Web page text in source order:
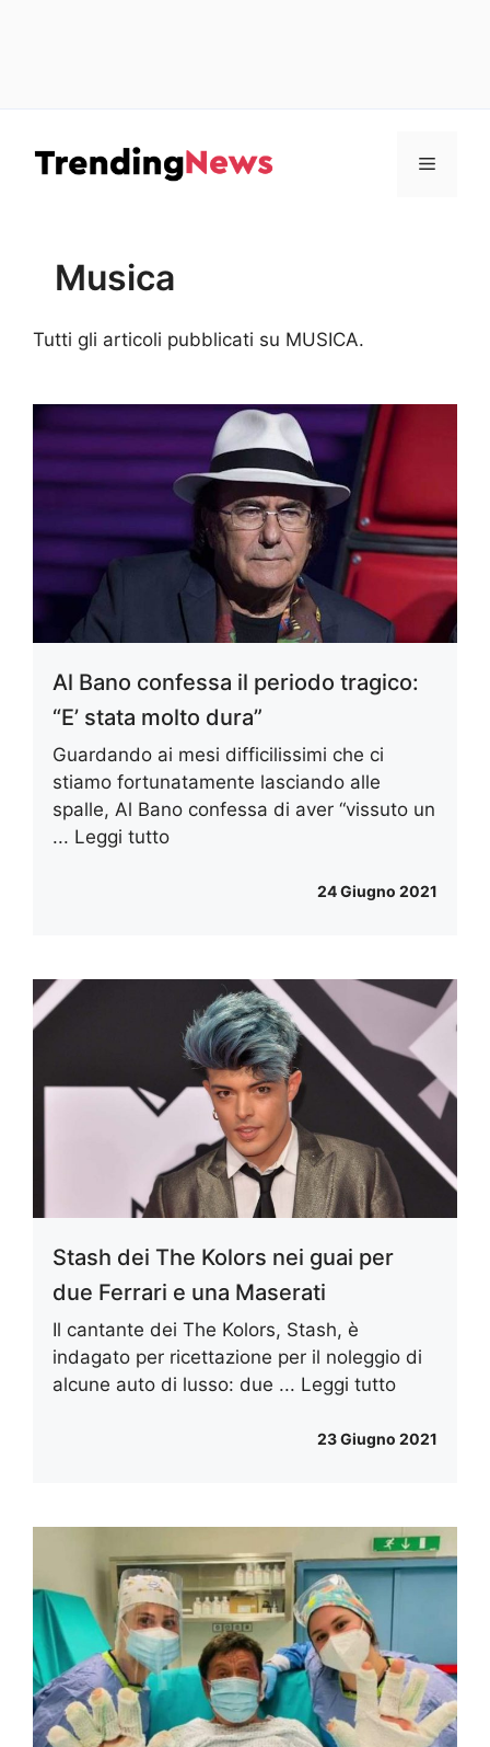
contenuto
Menu
Musica
Tutti gli articoli pubblicati su MUSICA.
Al Bano confessa il periodo tragico:
“E’ stata molto dura”
Guardando ai mesi difficilissimi che ci
stiamo fortunatamente lasciando alle
spalle, Al Bano confessa di aver “vissuto un
... Leggi tutto
24 Giugno 2021
Stash dei The Kolors nei guai per
due Ferrari e una Maserati
Il cantante dei The Kolors, Stash, è
indagato per ricettazione per il noleggio di
alcune auto di lusso: due ... Leggi tutto
23 Giugno 2021